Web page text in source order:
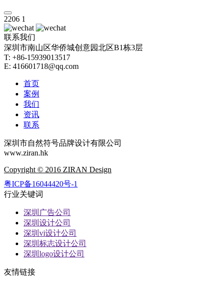
2206 1
联系我们
深圳市南山区华侨城创意园北区B1栋3层
T: +86-15939013517
E: 416601718@qq.com
首页
案例
我们
资讯
联系
深圳市自然符号品牌设计有限公司
www.ziran.hk
Copyright © 2016 ZIRAN Design
粤ICP备16044420号-1
行业关键词
深圳广告公司
深圳设计公司
深圳vi设计公司
深圳标志设计公司
深圳logo设计公司
友情链接